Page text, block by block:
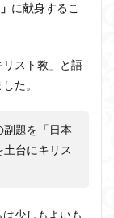
に献身するこ
スト教」と語
た。
副題を「日本
台にキリス
少しもよいも